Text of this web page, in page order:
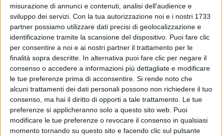
misurazione di annunci e contenuti, analisi dell'audience e
sviluppo dei servizi. Con la tua autorizzazione noi e i nostri 1733
partner possiamo utilizzare dati precisi di geolocalizzazione e
identificazione tramite la scansione del dispositivo. Puoi fare clic
per consentire a noi e ai nostri partner il trattamento per le
finalità sopra descritte. In alternativa puoi fare clic per negare il
consenso o accedere a informazioni più dettagliate e modificare
le tue preferenze prima di acconsentire. Si rende noto che
alcuni trattamenti dei dati personali possono non richiedere il tuo
consenso, ma hai il diritto di opporti a tale trattamento. Le tue
preferenze si applicheranno solo a questo sito web. Puoi
modificare le tue preferenze o revocare il consenso in qualsiasi
momento tornando su questo sito e facendo clic sul pulsante
VIDEO
#atupertu con Ermal Meta (Artista Day)